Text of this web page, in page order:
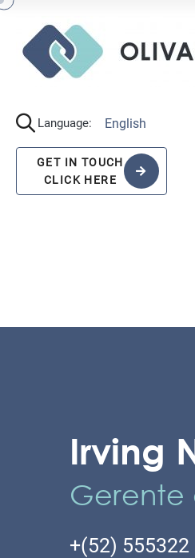
Language: English
GET IN TOUCH
CLICK HERE
Irving
Gerente
+(52) 555322